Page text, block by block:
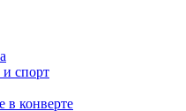
и спорт
в конверте